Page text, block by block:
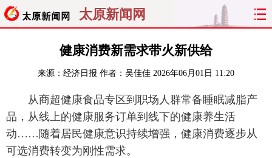
太原新闻网
聚焦 太原
经济 关注 文明 出行
纵横 曝光 综合 专题
旅游 理财 政务 教育
健康消费新需求带火新供给
来源： 经济日报 作者：吴佳佳 2026年06月01日 11:20
从商超健康食品专区到职场人群常备睡眠减脂产
品，从线上的健康服务订单到线下的健康养生活
动……随着居民健康意识持续增强，健康消费逐步从
可选消费转变为刚性需求。